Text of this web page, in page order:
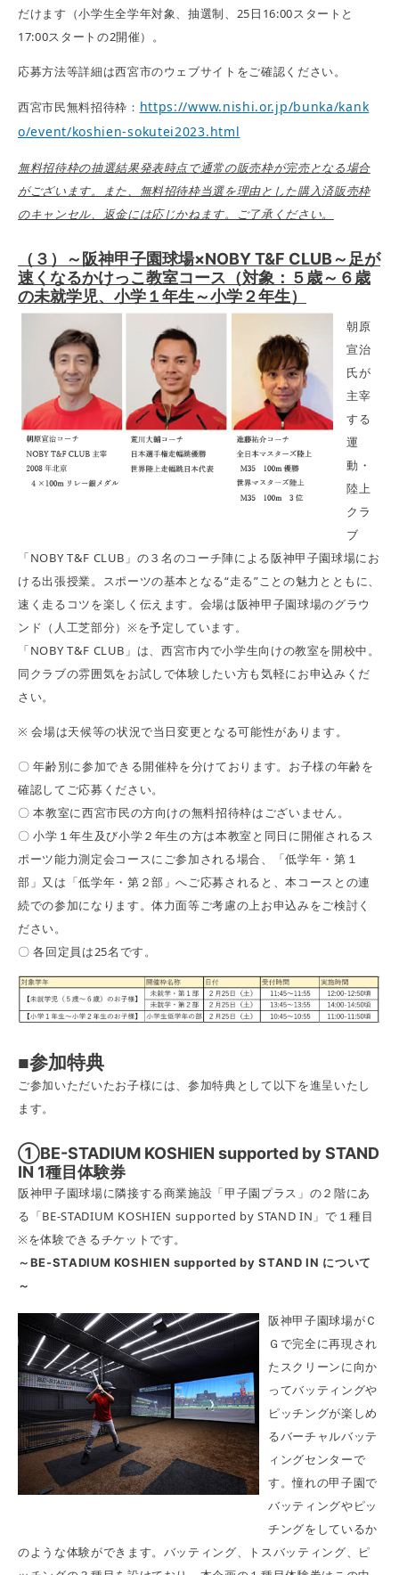
だけます（小学生全学年対象、抽選制、25日16:00スタートと
17:00スタートの2開催）。
応募方法等詳細は西宮市のウェブサイトをご確認ください。
西宮市民無料招待枠： https://www.nishi.or.jp/bunka/kank
o/event/koshien-sokutei2023.html
無料招待枠の抽選結果発表時点で通常の販売枠が完売となる場合
がございます。また、無料招待枠当選を理由とした購入済販売枠
のキャンセル、返金には応じかねます。ご了承ください。
（３）～阪神甲子園球場×NOBY T&F CLUB～足が
速くなるかけっこ教室コース （対象：５歳～６歳
の未就学児、小学１年生～小学２年生）
朝原
宣治
氏が
主宰
する
運
動・
陸上
クラ
ブ
「NOBY T&F CLUB」の３名のコーチ陣による阪神甲子園球場にお
ける出張授業。スポーツの基本となる“走る”ことの魅力とともに、
速く走るコツを楽しく伝えます。会場は阪神甲子園球場のグラウ
ンド（人工芝部分）※を予定しています。
「NOBY T&F CLUB」は、西宮市内で小学生向けの教室を開校中。
同クラブの雰囲気をお試しで体験したい方も気軽にお申込みくだ
さい。
※ 会場は天候等の状況で当日変更となる可能性があります。
〇 年齢別に参加できる開催枠を分けております。お子様の年齢を
確認してご応募ください。
〇 本教室に西宮市民の方向けの無料招待枠はございません。
〇 小学１年生及び小学２年生の方は本教室と同日に開催されるス
ポーツ能力測定会コースにご参加される場合、「低学年・第１
部」又は「低学年・第２部」へご応募されると、本コースとの連
続での参加になります。体力面等ご考慮の上お申込みをご検討く
ださい。
〇 各回定員は25名です。
■参加特典
ご参加いただいたお子様には、参加特典として以下を進呈いたし
ます。
①BE-STADIUM KOSHIEN supported by STAND
IN 1種目体験券
阪神甲子園球場に隣接する商業施設「甲子園プラス」の２階にあ
る「BE-STADIUM KOSHIEN supported by STAND IN」で１種目
※を体験できるチケットです。
～BE-STADIUM KOSHIEN supported by STAND IN について
～
阪神甲子園球場がＣ
Ｇで完全に再現され
たスクリーンに向か
ってバッティングや
ピッチングが楽しめ
るバーチャルバッテ
ィングセンターで
す。憧れの甲子園で
バッティングやピッ
チングをしているか
のような体験ができます。バッティング、トスバッティング、ピ